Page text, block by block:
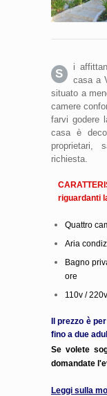
S
i
casa a
situato a
camere
farvi godere
casa è
proprietari,
richiesta.
riguardanti
Quattro
Aria
Bagno
ore
110v / 220v
Il prezzo è
fino a due
Se volete
domandate
Leggi sulla